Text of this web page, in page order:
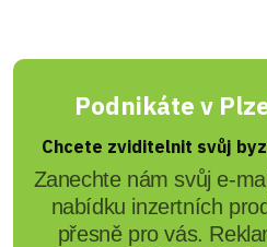
Podnikáte v
Chcete zviditelnit svůj
Zanechte nám svůj e-
nabídku inzertních
přesně pro vás.